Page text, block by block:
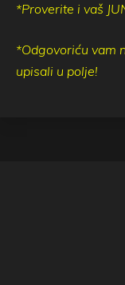
*Proverite i vaš
*Odgovoriću vam
upisali u polje!